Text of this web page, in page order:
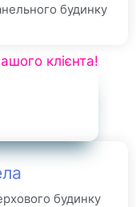
будинку
будинку